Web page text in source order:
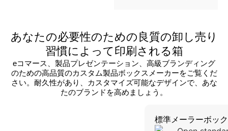
あなたの必要性のための良質の卸し売り
習慣によって印刷される箱
eコマース、製品プレゼンテーション、高級ブランディング
のための高品質のカスタム製品ボックスメーカーをご覧くだ
さい。耐久性があり、カスタマイズ可能なデザインで、あな
たのブランドを高めましょう。
標準メーラーボッ